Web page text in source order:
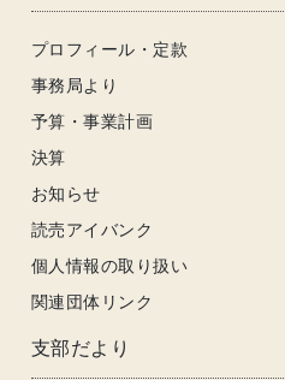
プロフィール・定款
事務局より
予算・事業計画
決算
お知らせ
読売アイバンク
個人情報の取り扱い
関連団体リンク
支部だより